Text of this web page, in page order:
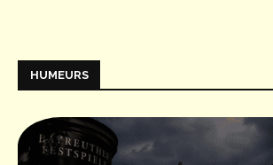
HUMEURS